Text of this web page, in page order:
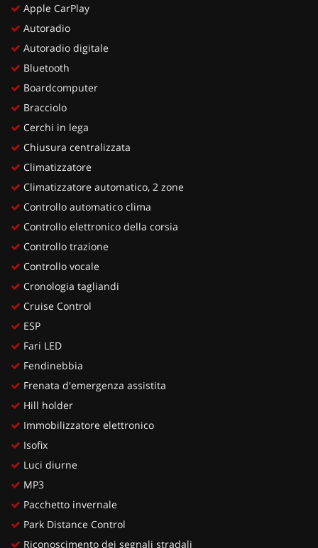
Apple CarPlay
Autoradio
Autoradio digitale
Bluetooth
Boardcomputer
Bracciolo
Cerchi in lega
Chiusura centralizzata
Climatizzatore
Climatizzatore automatico, 2 zone
Controllo automatico clima
Controllo elettronico della corsia
Controllo trazione
Controllo vocale
Cronologia tagliandi
Cruise Control
ESP
Fari LED
Fendinebbia
Frenata d'emergenza assistita
Hill holder
Immobilizzatore elettronico
Isofix
Luci diurne
MP3
Pacchetto invernale
Park Distance Control
Riconoscimento dei segnali stradali